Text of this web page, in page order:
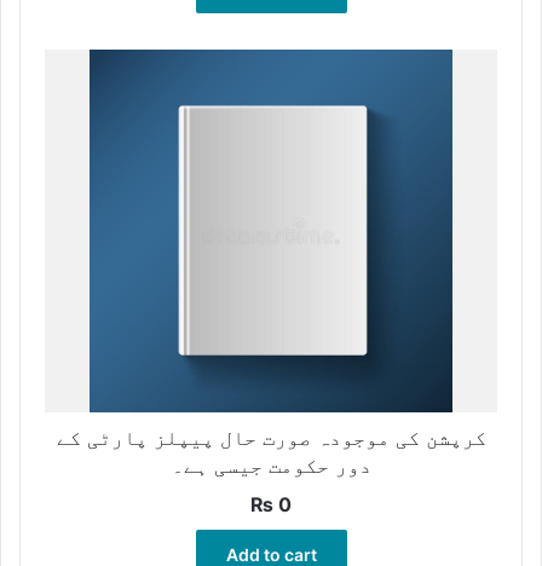
کرپشن کی موجودہ صورت حال پیپلز پارٹی کے
دور حکومت جیسی ہے۔
₨ 0
Add to cart